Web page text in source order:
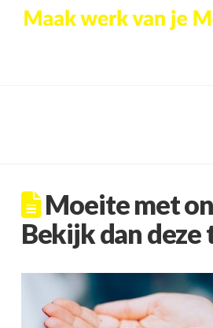
Moeite met
Bekijk dan deze